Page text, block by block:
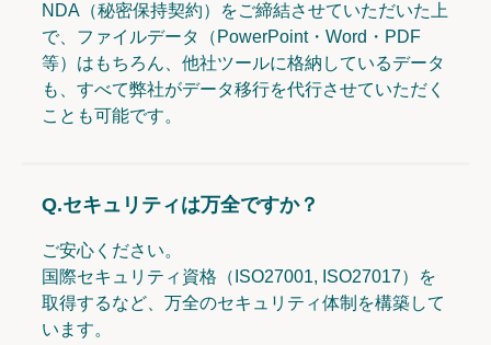
NDA（秘密保持契約）をご締結させていただいた上
で、ファイルデータ（PowerPoint・Word・PDF
等）はもちろん、他社ツールに格納しているデータ
も、すべて弊社がデータ移行を代行させていただく
ことも可能です。
Q.セキュリティは万全ですか？
ご安心ください。
国際セキュリティ資格（ISO27001, ISO27017）を
取得するなど、万全のセキュリティ体制を構築して
います。